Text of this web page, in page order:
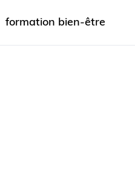
formation bien-être